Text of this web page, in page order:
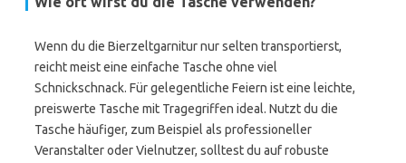
Wenn du die Bierzeltgarnitur nur selten transportierst,
reicht meist eine einfache Tasche ohne viel
Schnickschnack. Für gelegentliche Feiern ist eine leichte,
preiswerte Tasche mit Tragegriffen ideal. Nutzt du die
Tasche häufiger, zum Beispiel als professioneller
Veranstalter oder Vielnutzer, solltest du auf robuste